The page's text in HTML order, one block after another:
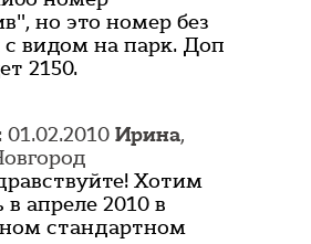
но это номер без
с видом на парк. Доп
2150.
Ирина,
Хотим
в апреле 2010 в
стандартном